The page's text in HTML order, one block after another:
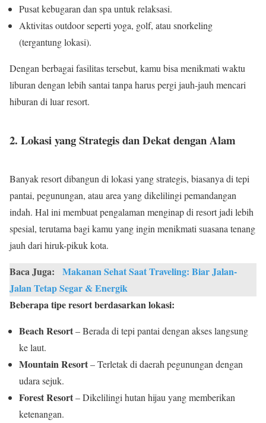
Pusat kebugaran dan spa untuk relaksasi.
Aktivitas outdoor seperti yoga, golf, atau snorkeling
(tergantung lokasi).
Dengan berbagai fasilitas tersebut, kamu bisa menikmati waktu
liburan dengan lebih santai tanpa harus pergi jauh-jauh mencari
hiburan di luar resort.
2. Lokasi yang Strategis dan Dekat dengan Alam
Banyak resort dibangun di lokasi yang strategis, biasanya di tepi
pantai, pegunungan, atau area yang dikelilingi pemandangan
indah. Hal ini membuat pengalaman menginap di resort jadi lebih
spesial, terutama bagi kamu yang ingin menikmati suasana tenang
jauh dari hiruk-pikuk kota.
Baca Juga:
Makanan Sehat Saat Traveling: Biar Jalan-
Jalan Tetap Segar & Energik
Beberapa tipe resort berdasarkan lokasi:
Beach Resort– Berada di tepi pantai dengan akses langsung
ke laut.
Mountain Resort– Terletak di daerah pegunungan dengan
udara sejuk.
Forest Resort– Dikelilingi hutan hijau yang memberikan
ketenangan.